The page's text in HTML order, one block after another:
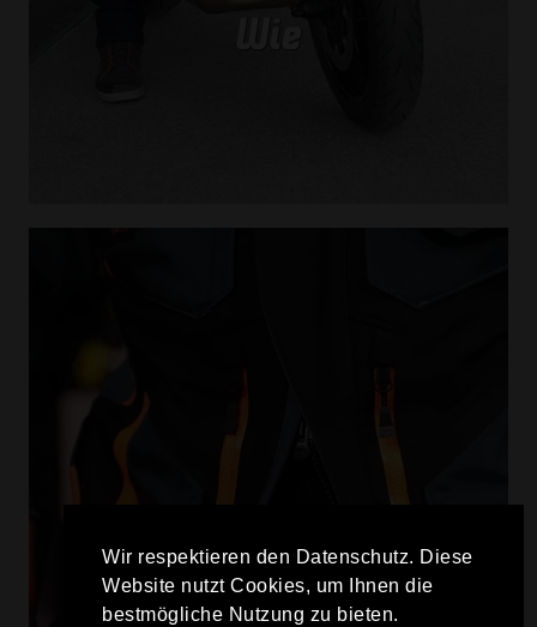
Wir respektieren den Datenschutz. Diese
Website nutzt Cookies, um Ihnen die
bestmögliche Nutzung zu bieten.